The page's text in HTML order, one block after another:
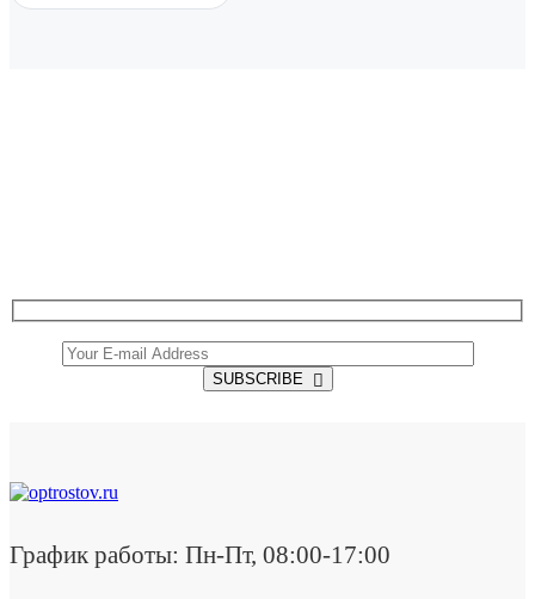
SUBSCRIBE
График работы: Пн-Пт, 08:00-17:00